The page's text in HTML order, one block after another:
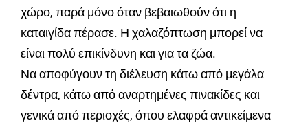
χώρο, παρά μόνο όταν βεβαιωθούν ότι η
καταιγίδα πέρασε. Η χαλαζόπτωση μπορεί να
είναι πολύ επικίνδυνη και για τα ζώα.
Να αποφύγουν τη διέλευση κάτω από μεγάλα
δέντρα, κάτω από αναρτημένες πινακίδες και
γενικά από περιοχές, όπου ελαφρά αντικείμενα